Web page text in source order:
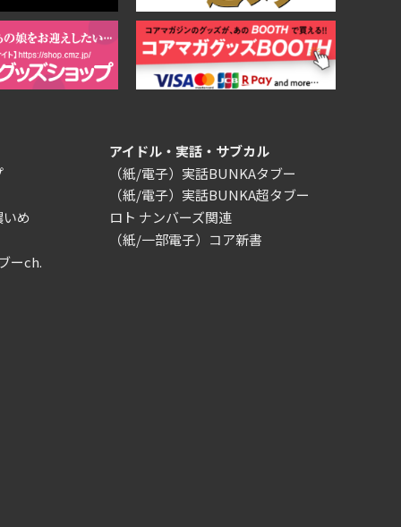
め
ーch.
アイドル・実話・サブカル
（紙/電子）実話BUNKAタブー
（紙/電子）実話BUNKA超タブー
ロト ナンバーズ関連
（紙/一部電子）コア新書